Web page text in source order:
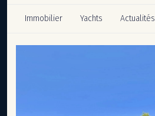
Immobilier Yachts Actualités